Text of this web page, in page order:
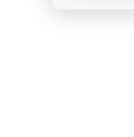
MSC